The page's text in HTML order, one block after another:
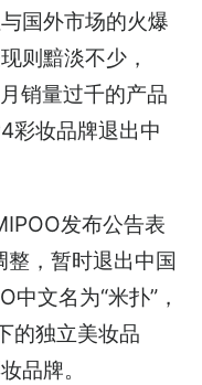
国外市场的火爆
则黯淡不少，
销量过千的产品
彩妆品牌退出中
发布公告表
整，暂时退出中国
文名为“米扑”，
的独立美妆品
品牌。